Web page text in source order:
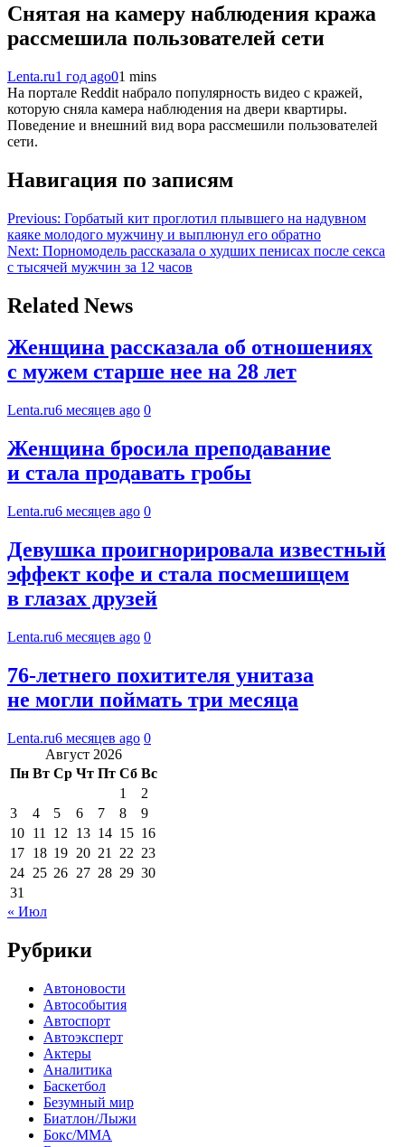
Снятая на камеру наблюдения кража
рассмешила пользователей сети
Lenta.ru1 год ago01 mins
На портале Reddit набрало популярность видео с кражей,
которую сняла камера наблюдения на двери квартиры.
Поведение и внешний вид вора рассмешили пользователей
сети.
Навигация по записям
Previous: Горбатый кит проглотил плывшего на надувном
каяке молодого мужчину и выплюнул его обратно
Next: Порномодель рассказала о худших пенисах после секса
с тысячей мужчин за 12 часов
Related News
Женщина рассказала об отношениях
с мужем старше нее на 28 лет
Lenta.ru6 месяцев ago 0
Женщина бросила преподавание
и стала продавать гробы
Lenta.ru6 месяцев ago 0
Девушка проигнорировала известный
эффект кофе и стала посмешищем
в глазах друзей
Lenta.ru6 месяцев ago 0
76-летнего похитителя унитаза
не могли поймать три месяца
Lenta.ru6 месяцев ago 0
Август 2026
Пн Вт Ср Чт Пт Сб Вс
1
2
3
4 5 6 7 8
9
10 11 12 13 14 15 16
17 18 19 20 21 22 23
24 25 26 27 28 29 30
31
« Июл
Рубрики
Автоновости
Автособытия
Автоспорт
Автоэксперт
Актеры
Аналитика
Баскетбол
Безумный мир
Биатлон/Лыжи
Бокс/MMA